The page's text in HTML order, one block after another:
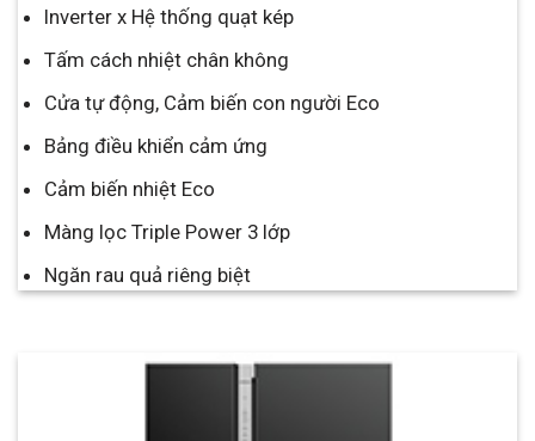
Inverter x Hệ thống quạt kép
Tấm cách nhiệt chân không
Cửa tự động, Cảm biến con người Eco
Bảng điều khiển cảm ứng
Cảm biến nhiệt Eco
Màng lọc Triple Power 3 lớp
Ngăn rau quả riêng biệt